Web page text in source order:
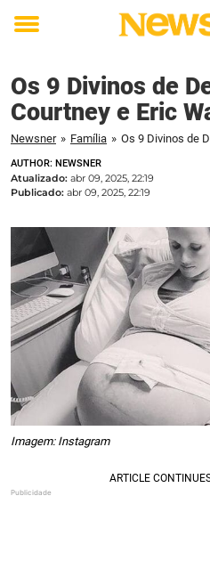
Toggle
Os 9 Divinos de
Courtney e Eric
Newsner » Família »
AUTHOR: NEWSNER
Atualizado: abr 09, 2025, 22:19
Publicado: abr 09, 2025, 22:19
Imagem: Instagram